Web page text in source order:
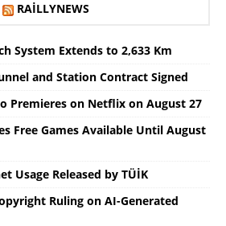
RAILLYNEWS
System Extends to 2,633 Km
and Station Contract Signed
Premieres on Netflix on August 27
Free Games Available Until August
Usage Released by TÜİK
Ruling on AI-Generated